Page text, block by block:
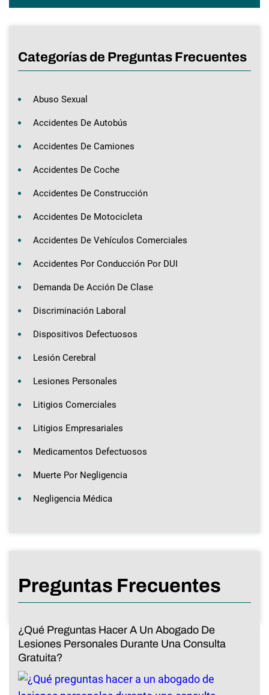
Categorías de Preguntas Frecuentes
Abuso Sexual
Accidentes De Autobús
Accidentes De Camiones
Accidentes De Coche
Accidentes De Construcción
Accidentes De Motocicleta
Accidentes De Vehículos Comerciales
Accidentes Por Conducción Por DUI
Demanda De Acción De Clase
Discriminación Laboral
Dispositivos Defectuosos
Lesión Cerebral
Lesiones Personales
Litigios Comerciales
Litigios Empresariales
Medicamentos Defectuosos
Muerte Por Negligencia
Negligencia Médica
Preguntas Frecuentes
¿Qué Preguntas Hacer A Un Abogado De
Lesiones Personales Durante Una Consulta
Gratuita?